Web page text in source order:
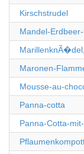
Kirschstrudel
Mandel-
Maronen-
Mousse-au-
Panna-cotta
Panna-Cotta-